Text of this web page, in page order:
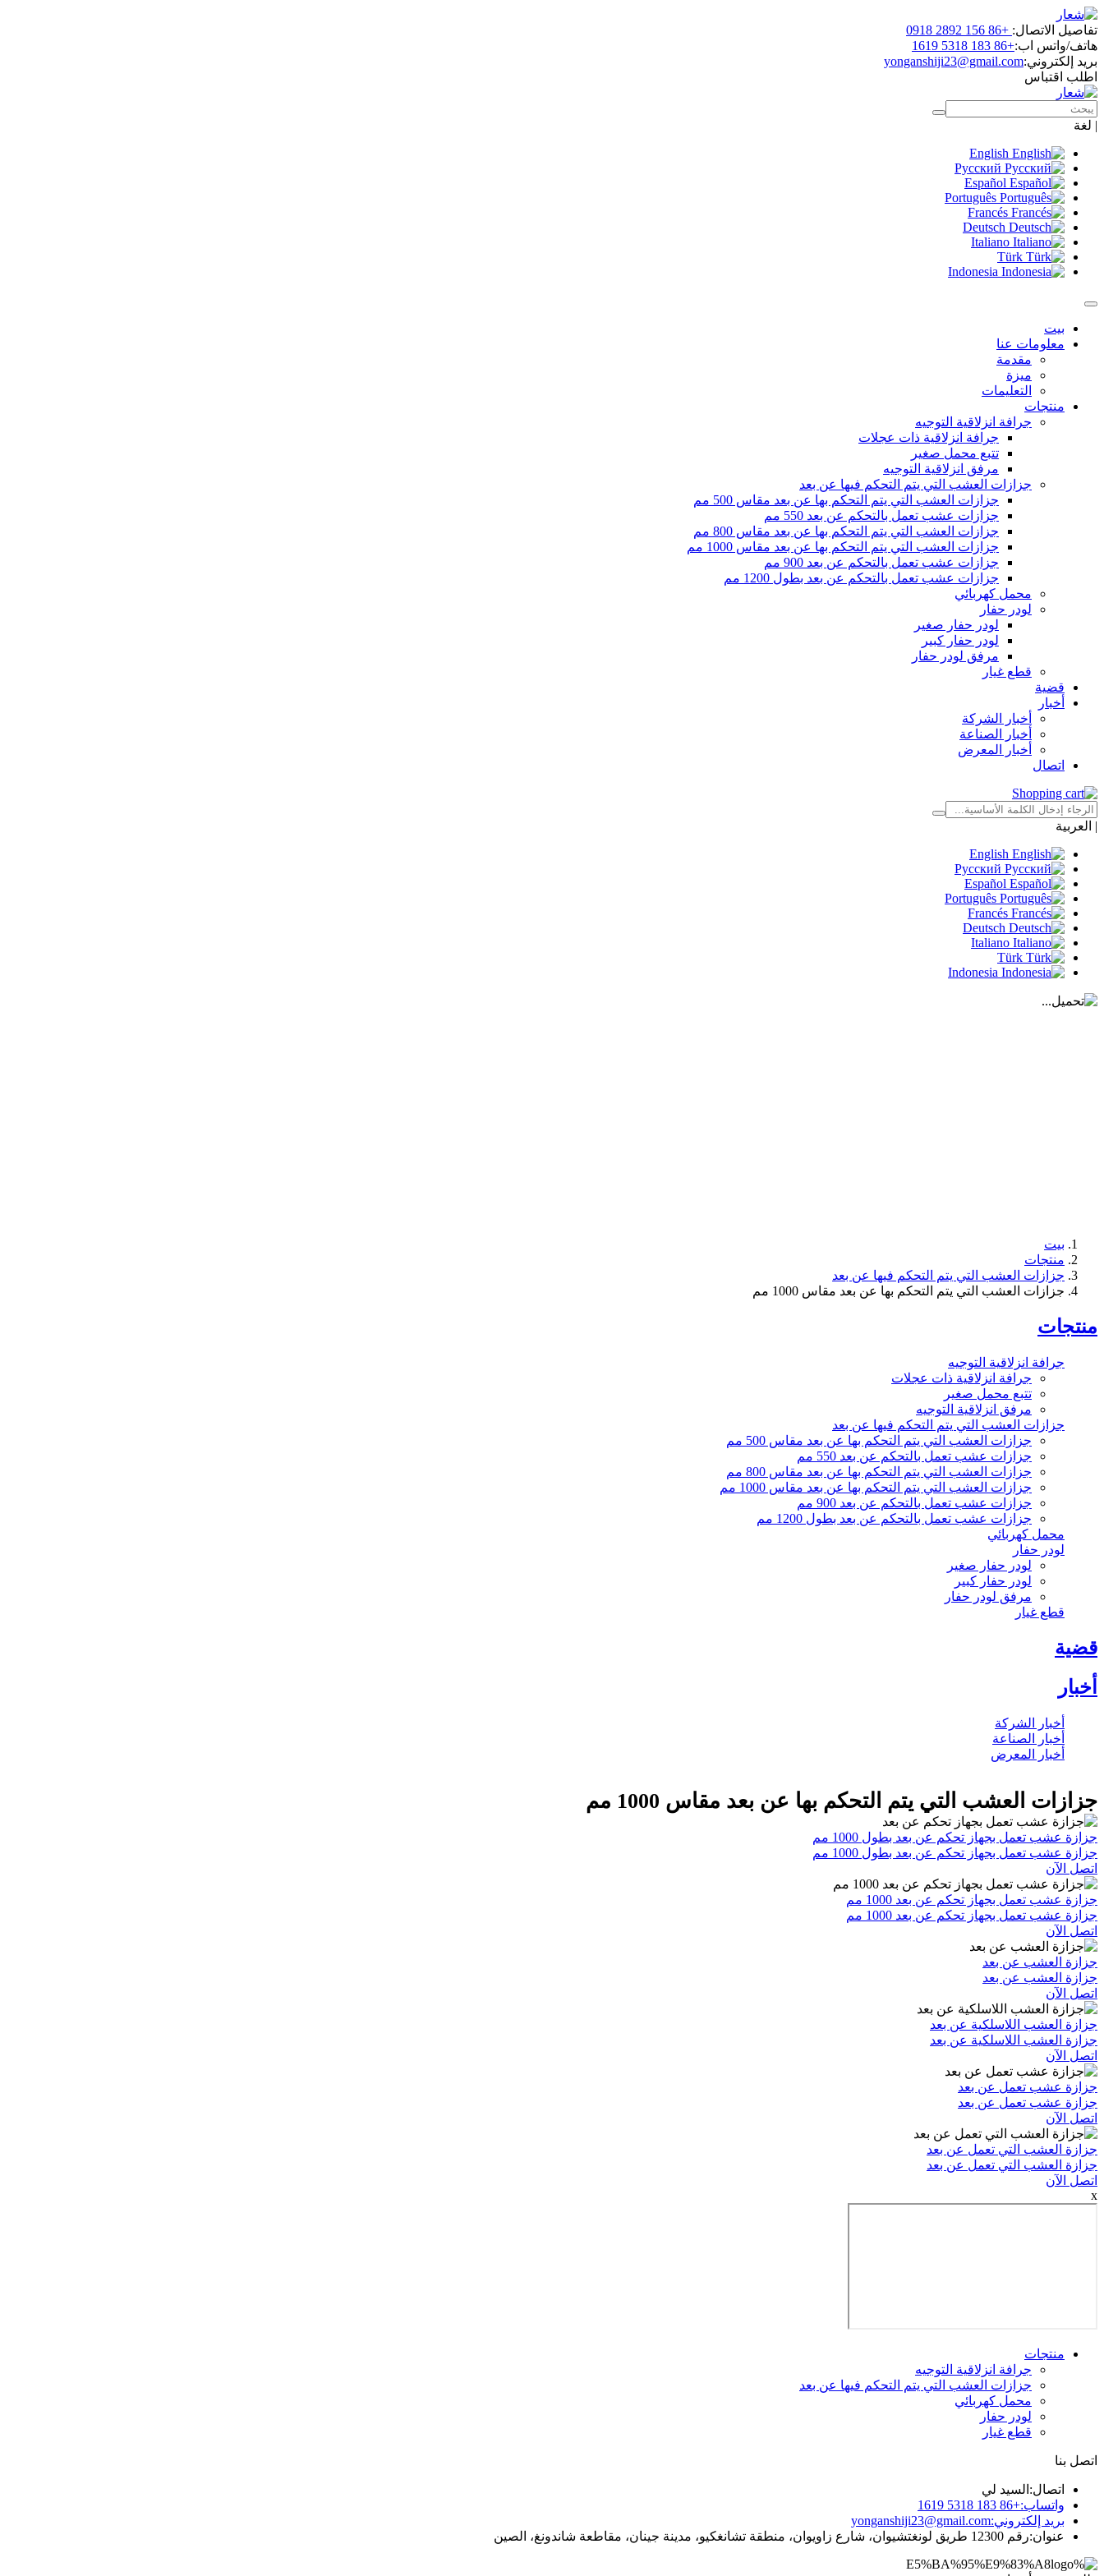
تفاصيل الاتصال: +86 156 2892 0918
هاتف/واتس اب:+86 183 5318 1619
بريد إلكتروني:yonganshiji23@gmail.com
اطلب اقتباس
| لغة
بيت
معلومات عنا
مقدمة
ميزة
التعليمات
منتجات
جرافة انزلاقية التوجيه
جرافة انزلاقية ذات عجلات
تتبع محمل صغير
مرفق انزلاقية التوجيه
جزازات العشب التي يتم التحكم فيها عن بعد
جزازات العشب التي يتم التحكم بها عن بعد مقاس 500 مم
جزازات عشب تعمل بالتحكم عن بعد 550 مم
جزازات العشب التي يتم التحكم بها عن بعد مقاس 800 مم
جزازات العشب التي يتم التحكم بها عن بعد مقاس 1000 مم
جزازات عشب تعمل بالتحكم عن بعد 900 مم
جزازات عشب تعمل بالتحكم عن بعد بطول 1200 مم
محمل كهربائي
لودر حفار
لودر حفار صغير
لودر حفار كبير
مرفق لودر حفار
قطع غيار
قضية
أخبار
أخبار الشركة
أخبار الصناعة
أخبار المعرض
اتصال
| العربية
بيت
منتجات
جزازات العشب التي يتم التحكم فيها عن بعد
جزازات العشب التي يتم التحكم بها عن بعد مقاس 1000 مم
منتجات
جرافة انزلاقية التوجيه
جرافة انزلاقية ذات عجلات
تتبع محمل صغير
مرفق انزلاقية التوجيه
جزازات العشب التي يتم التحكم فيها عن بعد
جزازات العشب التي يتم التحكم بها عن بعد مقاس 500 مم
جزازات عشب تعمل بالتحكم عن بعد 550 مم
جزازات العشب التي يتم التحكم بها عن بعد مقاس 800 مم
جزازات العشب التي يتم التحكم بها عن بعد مقاس 1000 مم
جزازات عشب تعمل بالتحكم عن بعد 900 مم
جزازات عشب تعمل بالتحكم عن بعد بطول 1200 مم
محمل كهربائي
لودر حفار
لودر حفار صغير
لودر حفار كبير
مرفق لودر حفار
قطع غيار
قضية
أخبار
أخبار الشركة
أخبار الصناعة
أخبار المعرض
جزازات العشب التي يتم التحكم بها عن بعد مقاس 1000 مم
جزازة عشب تعمل بجهاز تحكم عن بعد بطول 1000 مم
جزازة عشب تعمل بجهاز تحكم عن بعد بطول 1000 مم
اتصل الآن
جزازة عشب تعمل بجهاز تحكم عن بعد 1000 مم
جزازة عشب تعمل بجهاز تحكم عن بعد 1000 مم
اتصل الآن
جزازة العشب عن بعد
جزازة العشب عن بعد
اتصل الآن
جزازة العشب اللاسلكية عن بعد
جزازة العشب اللاسلكية عن بعد
اتصل الآن
جزازة عشب تعمل عن بعد
جزازة عشب تعمل عن بعد
اتصل الآن
جزازة العشب التي تعمل عن بعد
جزازة العشب التي تعمل عن بعد
اتصل الآن
x
منتجات
جرافة انزلاقية التوجيه
جزازات العشب التي يتم التحكم فيها عن بعد
محمل كهربائي
لودر حفار
قطع غيار
اتصل بنا
اتصال: السيد لي
واتساب:+86 183 5318 1619
بريد إلكتروني:yonganshiji23@gmail.com
عنوان:رقم 12300 طريق لونغتشيوان، شارع زاويوان، منطقة تشانغكيو، مدينة جينان، مقاطعة شاندونغ، الصين